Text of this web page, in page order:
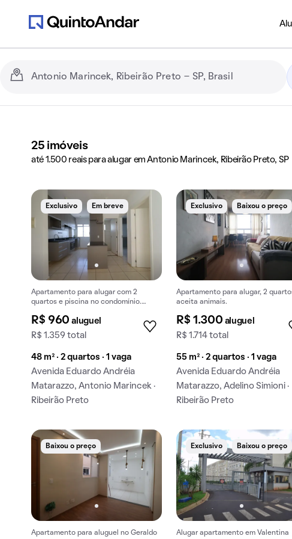
25 imóveis
até 1.500 reais para alugar em Antonio Marincek, Ribeirão Preto, SP
Exclusivo Em breve
Apartamento para alugar com 2
quartos e piscina no condomínio.
R$ 960aluguel
R$ 1.359 total
48 m² · 2 quartos · 1 vaga
Avenida Eduardo Andréia
Matarazzo, Antonio Marincek ·
Ribeirão Preto
Exclusivo Baixou o preço
Apartamento para alugar, 2
aceita animais.
R$ 1.300 aluguel
R$ 1.714 total
55 m² · 2 quartos · 1 vaga
Avenida Eduardo Andréia
Matarazzo, Adelino Simioni ·
Ribeirão Preto
Baixou o preço
Apartamento para aluguel no Geraldo
Exclusivo Baixou o preço
Alugar apartamento em Valentina